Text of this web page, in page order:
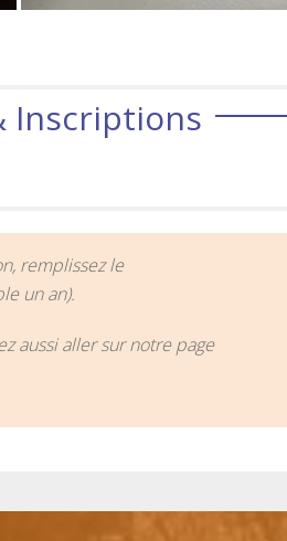
Inscriptions
remplissez le
un an).
aussi aller sur notre page